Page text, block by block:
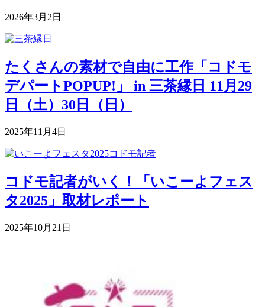
2026年3月2日
たくさんの素材で自由に工作「コドモ
デパートPOPUP!」 in 三茶縁日 11月29
日（土）30日（日）
2025年11月4日
コドモ記者がいく！「いこーよフェス
タ2025」取材レポート
2025年10月21日